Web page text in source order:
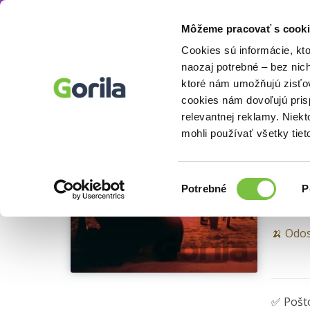
Môžeme pracovať s
Cookies sú informácie,
naozaj potrebné – bez
ktoré nám umožňujú
cookies nám dovoľujú
relevantnej reklamy.
mohli používať všetky
súhlasu
Potrebné
Rock, Pop Domáce Rock, Pop
LP
🍌
✅